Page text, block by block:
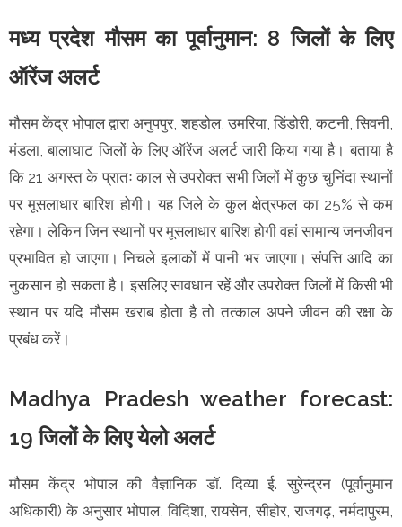
मध्य प्रदेश मौसम का पूर्वानुमान: 8 जिलों के लिए
ऑरेंज अलर्ट
मौसम केंद्र भोपाल द्वारा अनुपपुर, शहडोल, उमरिया, डिंडोरी, कटनी, सिवनी,
मंडला, बालाघाट जिलों के लिए ऑरेंज अलर्ट जारी किया गया है। बताया है
कि 21 अगस्त के प्रातः काल से उपरोक्त सभी जिलों में कुछ चुनिंदा स्थानों
पर मूसलाधार बारिश होगी। यह जिले के कुल क्षेत्रफल का 25% से कम
रहेगा। लेकिन जिन स्थानों पर मूसलाधार बारिश होगी वहां सामान्य जनजीवन
प्रभावित हो जाएगा। निचले इलाकों में पानी भर जाएगा। संपत्ति आदि का
नुकसान हो सकता है। इसलिए सावधान रहें और उपरोक्त जिलों में किसी भी
स्थान पर यदि मौसम खराब होता है तो तत्काल अपने जीवन की रक्षा के
प्रबंध करें।
Madhya Pradesh weather forecast:
19 जिलों के लिए येलो अलर्ट
मौसम केंद्र भोपाल की वैज्ञानिक डॉ. दिव्या ई. सुरेन्द्रन (पूर्वानुमान
अधिकारी) के अनुसार भोपाल, विदिशा, रायसेन, सीहोर, राजगढ़, नर्मदापुरम,